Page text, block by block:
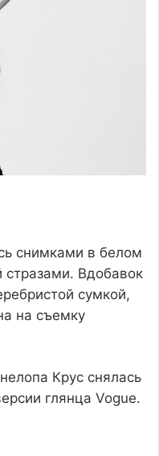
снимками в белом
Вдобавок
сумкой,
на съемку
Крус снялась
глянца Vogue.